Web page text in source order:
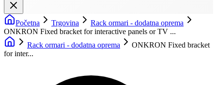
Početna Trgovina
Rack ormari - dodatna oprema
ONKRON Fixed bracket for interactive panels or TV ...
Rack ormari - dodatna oprema
ONKRON Fixed bracket
for inter...